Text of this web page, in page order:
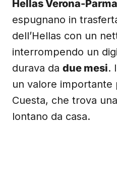
Hellas Verona-
espugnano in
dell’Hellas con un
interrompendo un
durava da due mesi.
un valore importante
Cuesta, che trova
lontano da casa.